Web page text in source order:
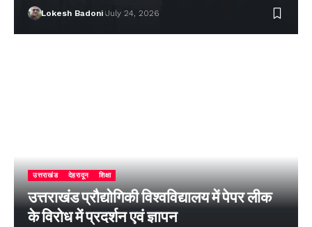
Lokesh Badoni July 24, 2026
उत्तराखंड देहरादून शिक्षा
उत्तराखंड प्रौद्योगिकी विश्वविद्यालय में पेपर लीक
के विरोध में प्रदर्शन एवं ज्ञापन